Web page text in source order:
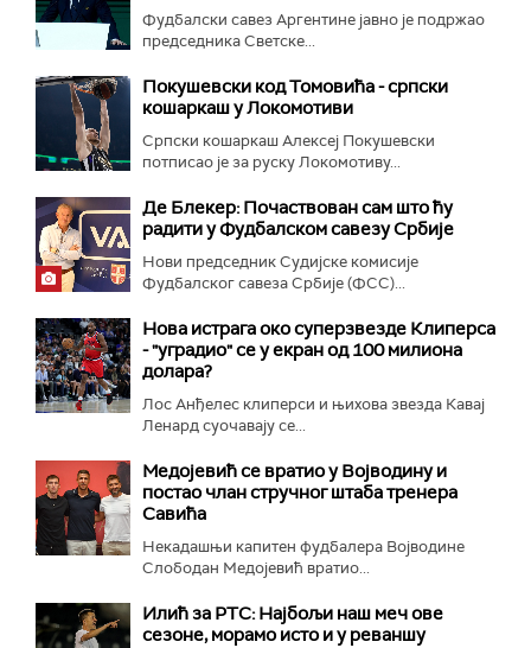
Фудбалски савез Аргентине јавно је подржао
председника Светске...
Покушевски код Томовића - српски
кошаркаш у Локомотиви
Српски кошаркаш Алексеј Покушевски
потписао је за руску Локомотиву...
Де Блекер: Почаствован сам што ћу
радити у Фудбалском савезу Србије
Нови председник Судијске комисије
Фудбалског савеза Србије (ФСС)...
Нова истрага око суперзвезде Клиперса
- "уградио" се у екран од 100 милиона
долара?
Лос Анђелес клиперси и њихова звезда Кавај
Ленард суочавају се...
Медојевић се вратио у Војводину и
постао члан стручног штаба тренера
Савића
Некадашњи капитен фудбалера Војводине
Слободан Медојевић вратио...
Илић за РТС: Најбољи наш меч ове
сезоне, морамо исто и у реваншу